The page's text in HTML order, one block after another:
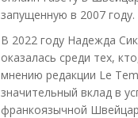
запущенную в 2007 году.
В 2022 году Надежда
оказалась среди тех,
мнению редакции Le
значительный вклад в
франкоязычной